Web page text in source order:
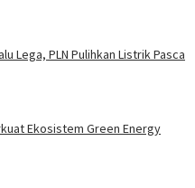
Lega, PLN Pulihkan Listrik Pasca
Ekosistem Green Energy